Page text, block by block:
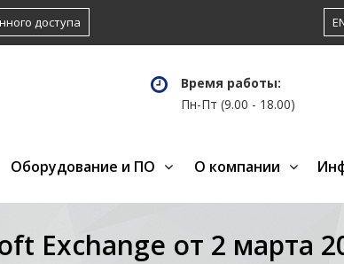
доступа
Время работы:
Пн-Пт (9.00 - 18.00)
Оборудование и ПО О компании
Exchange от 2 марта